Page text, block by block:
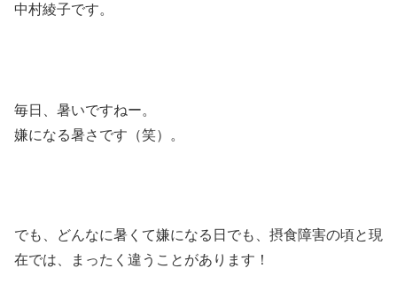
中村綾子です。
毎日、暑いですねー。
嫌になる暑さです（笑）。
でも、どんなに暑くて嫌になる日でも、摂食障害の頃と現
在では、まったく違うことがあります！